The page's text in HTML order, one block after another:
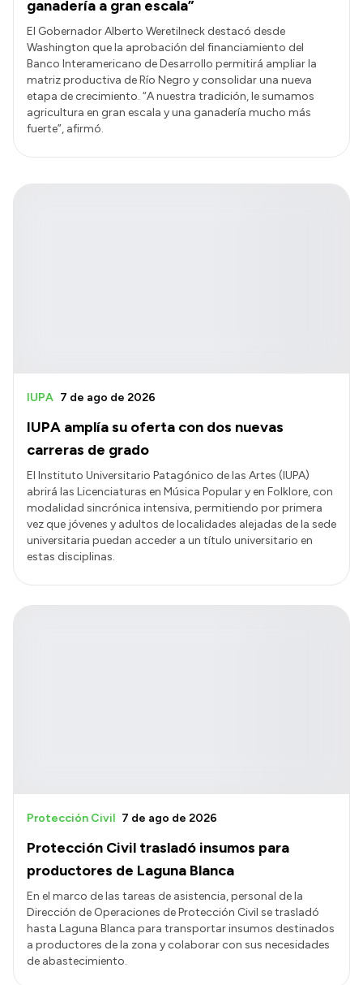
ganadería a gran escala”
El Gobernador Alberto Weretilneck destacó desde
Washington que la aprobación del financiamiento del
Banco Interamericano de Desarrollo permitirá ampliar la
matriz productiva de Río Negro y consolidar una nueva
etapa de crecimiento. “A nuestra tradición, le sumamos
agricultura en gran escala y una ganadería mucho más
fuerte”, afirmó.
IUPA amplía su oferta con dos nuevas
carreras de grado
IUPA 7 de ago de 2026
El Instituto Universitario Patagónico de las Artes (IUPA)
abrirá las Licenciaturas en Música Popular y en Folklore, con
modalidad sincrónica intensiva, permitiendo por primera
vez que jóvenes y adultos de localidades alejadas de la sede
universitaria puedan acceder a un título universitario en
estas disciplinas.
Protección Civil trasladó insumos para
productores de Laguna Blanca
Protección Civil 7 de ago de 2026
En el marco de las tareas de asistencia, personal de la
Dirección de Operaciones de Protección Civil se trasladó
hasta Laguna Blanca para transportar insumos destinados
a productores de la zona y colaborar con sus necesidades
de abastecimiento.